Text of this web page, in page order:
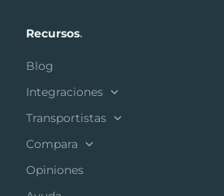
Recursos.
Blog
Integraciones
Transportistas
Compara
Opiniones